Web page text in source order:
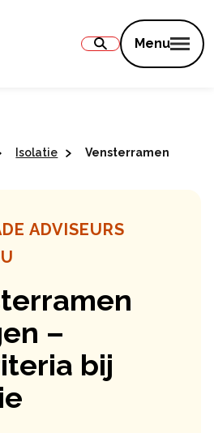
Menu
Isolatie Vensterramen
ADVISEURS
–
bij